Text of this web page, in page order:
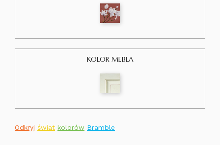
KOLOR MEBLA
Odkryj świat kolorów Bramble